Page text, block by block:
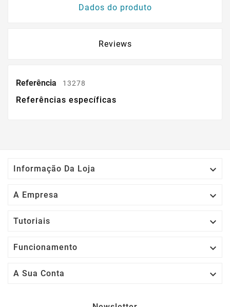
Dados do produto
Reviews
Referência 13278
Referências específicas
Informação Da Loja 
A Empresa 
Tutoriais 
Funcionamento 
A Sua Conta 